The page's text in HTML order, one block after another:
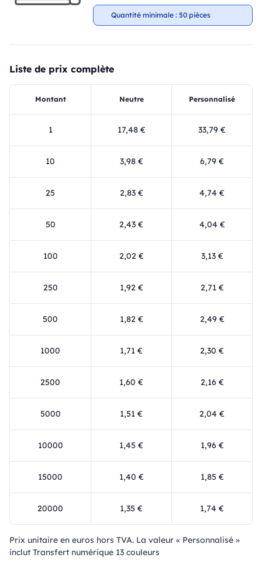
Quantité minimale : 50 pièces
Liste de prix complète
Montant Neutre Personnalisé
1 17,48 € 33,79 €
10 3,98 € 6,79 €
25 2,83 € 4,74 €
50 2,43 € 4,04 €
100 2,02 € 3,13 €
250 1,92 € 2,71 €
500 1,82 € 2,49 €
1000 1,71 € 2,30 €
2500 1,60 € 2,16 €
5000 1,51 € 2,04 €
10000 1,45 € 1,96 €
15000 1,40 € 1,85 €
20000 1,35 € 1,74 €
Prix ​​unitaire en euros hors TVA. La valeur « Personnalisé »
inclut Transfert numérique 13 couleurs